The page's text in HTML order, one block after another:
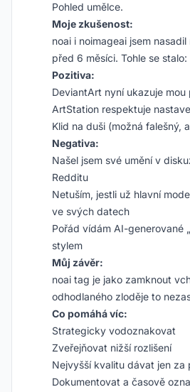
Pohled umělce.
Moje zkušenost:
noai i noimageai jsem
před 6 měsíci. Tohle se stalo:
Pozitiva:
DeviantArt nyní ukazuje mou
ArtStation respektuje
Klid na duši (možná falešný,
Negativa:
Našel jsem své umění v
Redditu
Netuším, jestli už hlavní
ve svých datech
Pořád vídám AI-generované
stylem
Můj závěr:
noai tag je jako zamknout
odhodlaného zloděje to
Co pomáhá víc:
Strategicky vodoznakovat
Zveřejňovat nižší rozlišení
Nejvyšší kvalitu dávat jen za
Dokumentovat a časově